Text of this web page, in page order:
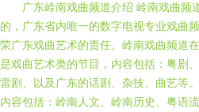
广东岭南戏曲频道介绍 岭南戏曲频
的，广东省内唯一的数字电视专业戏曲
荣广东戏曲艺术的责任。岭南戏曲频道
是戏曲艺术类的节目，内容包括：粤剧
雷剧、以及广东的话剧、杂技、曲艺等
内容包括：岭南人文、岭南历史、粤语